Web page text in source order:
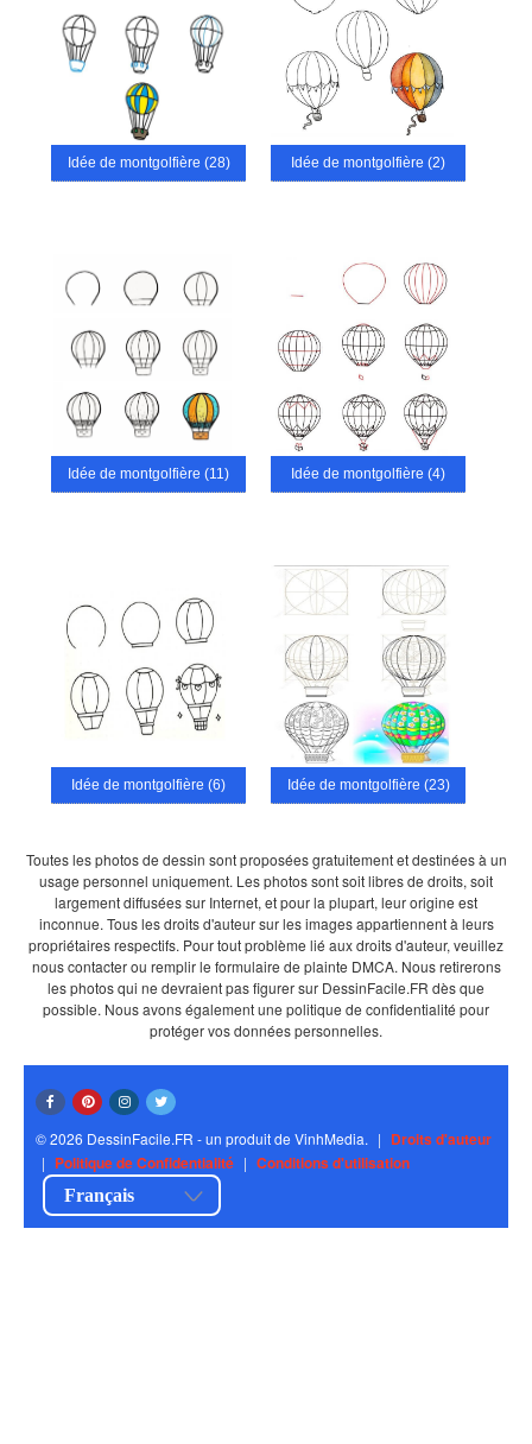
Idée de montgolfière (28) Idée de montgolfière (2)
Idée de montgolfière (11) Idée de montgolfière (4)
Idée de montgolfière (6) Idée de montgolfière (23)
Toutes les photos de dessin sont proposées gratuitement et destinées à un
usage personnel uniquement. Les photos sont soit libres de droits, soit
largement diffusées sur Internet, et pour la plupart, leur origine est
inconnue. Tous les droits d'auteur sur les images appartiennent à leurs
propriétaires respectifs. Pour tout problème lié aux droits d'auteur, veuillez
nous contacter ou remplir le formulaire de plainte DMCA. Nous retirerons
les photos qui ne devraient pas figurer sur DessinFacile.FR dès que
possible. Nous avons également une politique de confidentialité pour
protéger vos données personnelles.
© 2026 DessinFacile.FR - un produit de VinhMedia. | Droits d'auteur
| Politique de Confidentialité | Conditions d'utilisation
Français